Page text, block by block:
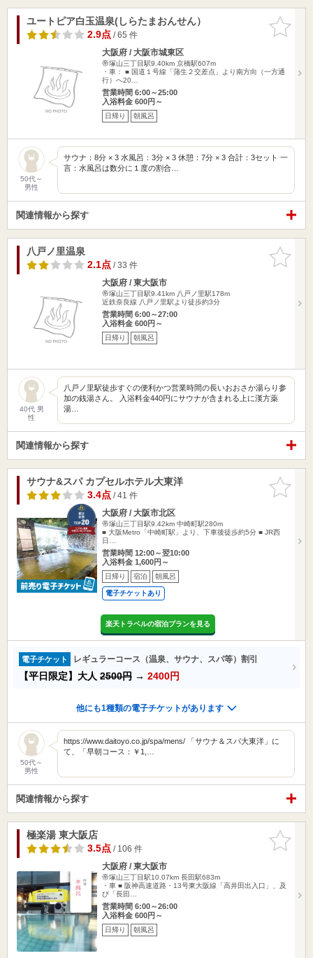
お気に入
りに追加
ユートピア白玉温泉(しらたまおんせん）
2.9点/ 65 件
大阪府 / 大阪市城東区
帝塚山三丁目駅9.40km 京橋駅607m
・車： ■ 国道１号線「蒲生２交差点」より南方向（一方通
行）へ20…
営業時間 6:00～25:00
入浴料金 600円～
日帰り 朝風呂
50代～
男性
サウナ：8分 × 3 水風呂：3分 × 3 休憩：7分 × 3 合計：3セット 一
言：水風呂は数分に１度の割合…
関連情報から探す
お気に入
りに追加
八戸ノ里温泉
2.1点/ 33 件
大阪府 / 東大阪市
帝塚山三丁目駅9.41km 八戸ノ里駅178m
近鉄奈良線 八戸ノ里駅より徒歩約3分
営業時間 6:00～27:00
入浴料金 600円～
日帰り 朝風呂
40代 男
性
八戸ノ里駅徒歩すぐの便利かつ営業時間の長いおおさか湯らり参
加の銭湯さん。 入浴料金440円にサウナが含まれる上に漢方薬
湯…
関連情報から探す
お気に入
りに追加
サウナ&スパ カプセルホテル大東洋
3.4点/ 41 件
大阪府 / 大阪市北区
帝塚山三丁目駅9.42km 中崎町駅280m
■ 大阪Metro「中崎町駅」より、下車後徒歩約5分 ■ JR西
日…
営業時間 12:00～翌10:00
入浴料金 1,600円～
日帰り 宿泊 朝風呂
電子チケットあり
楽天トラベルの宿泊プランを見る
電子チケット レギュラーコース（温泉、サウナ、スパ等）割引
【平日限定】大人 2500円 → 2400円
他にも1種類の電子チケットがあります
50代～
男性
https://www.daitoyo.co.jp/spa/mens/ 「サウナ＆スパ大東洋」に
て、「早朝コース：￥1,…
関連情報から探す
お気に入
りに追加
極楽湯 東大阪店
3.5点/ 106 件
大阪府 / 東大阪市
帝塚山三丁目駅10.07km 長田駅683m
・車 ■ 阪神高速道路・13号東大阪線「高井田出入口」、及
び「長田…
営業時間 6:00～26:00
入浴料金 600円～
日帰り 朝風呂